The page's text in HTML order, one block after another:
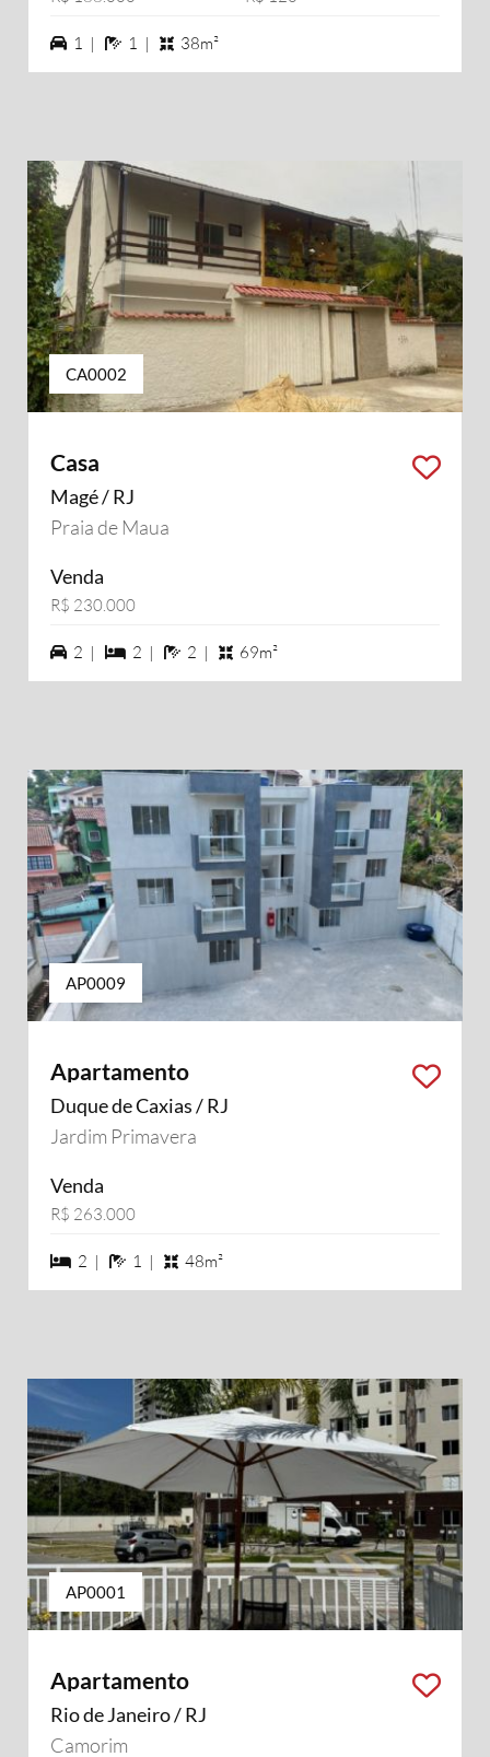
1 vagas na garagem
1 | 1 banheiros
1 | 38m²
CA0002
Casa
Magé / RJ
Praia de Maua
Venda
R$ 230.000
2 vagas na garagem
2 | 2 dormiórios
2 | 2 banheiros
2 | 69m²
AP0009
Apartamento
Duque de Caxias / RJ
Jardim Primavera
Venda
R$ 263.000
2 dormiórios
2 | 1 banheiros
1 | 48m²
AP0001
Apartamento
Rio de Janeiro / RJ
Camorim